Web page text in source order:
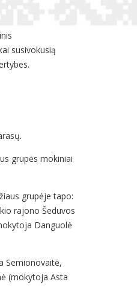
susivokusią
grupės mokiniai
grupėje tapo:
rajono Šeduvos
Danguolė
Semionovaitė,
(mokytoja Asta